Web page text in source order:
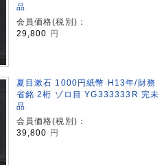
品
会員価格(税別)：
29,800 円
夏目漱石 1000円紙幣 H13年/財務
省銘 2桁 ゾロ目 YG333333R 完未
品
会員価格(税別)：
39,800
円